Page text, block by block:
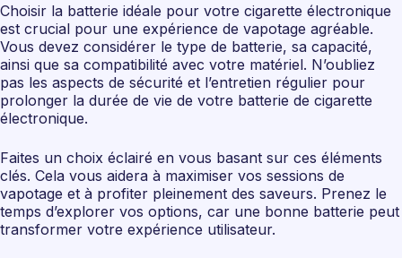
Choisir la batterie idéale pour votre cigarette électronique
est crucial pour une expérience de vapotage agréable.
Vous devez considérer le type de batterie, sa capacité,
ainsi que sa compatibilité avec votre matériel. N’oubliez
pas les aspects de sécurité et l’entretien régulier pour
prolonger la durée de vie de votre batterie de cigarette
électronique.
Faites un choix éclairé en vous basant sur ces éléments
clés. Cela vous aidera à maximiser vos sessions de
vapotage et à profiter pleinement des saveurs. Prenez le
temps d’explorer vos options, car une bonne batterie peut
transformer votre expérience utilisateur.